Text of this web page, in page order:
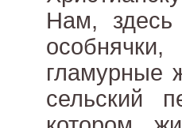
Нам,
гламурные
сельский